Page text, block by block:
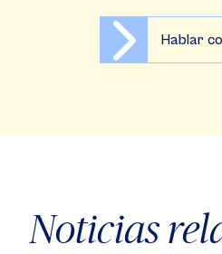
Hablar
Noticias